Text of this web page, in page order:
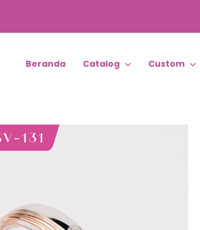
Beranda Catalog Custom